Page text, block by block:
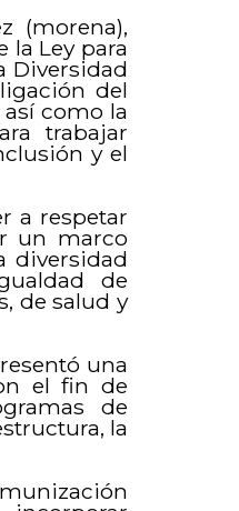
(morena),
la Ley para
Diversidad
del
como la
trabajar
y el
a respetar
un marco
diversidad
de
de salud y
una
el fin de
de
la